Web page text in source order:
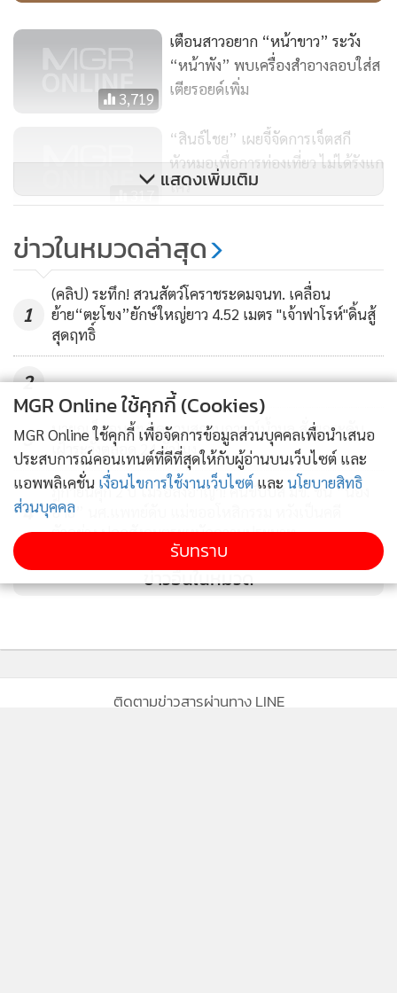
3,719
เตือนสาวอยาก “หน้าขาว” ระวัง
“หน้าพัง” พบเครื่องสำอางลอบใส่ส
เตียรอยด์เพิ่ม
317
“สินธ์ไชย” เผยจี้จัดการเจ็ตสกี
หัวหมอเพื่อการท่องเที่ยว ไม่ได้รังแก
ใคร
38
แสดงเพิ่มเติม
ข่าวในหมวดล่าสุด
1
(คลิป) ระทึก! สวนสัตว์โคราชระดมจนท. เคลื่อน
ย้าย“ตะโขง”ยักษ์ใหญ่ยาว 4.52 เมตร "เจ้าฟาโรห์"ดิ้นสู้
สุดฤทธิ์
2
3
นายกเล็กอุบลฯ ติดตามสถานการณ์น้ำมูล สั่งยกระดับ
เฝ้าระวังตลอด 24 ชั่วโมง
4
ฎีกายืนคุก 2 ปี ไม่รอลงอาญา! คนขับบัส มข. ชน “น้อง
อาย” นศ.แพทย์ดับ แม่ขออโหสิกรรม หวังเป็นคดี
ตัวอย่าง ปลุกสังคมตระหนักความประมาท
ข่าวอื่นในหมวด
ติดตามข่าวสารผ่านทาง LINE
MGR Online ใช้คุกกี้ (Cookies)
MGR Online ใช้คุกกี้ เพื่อจัดการข้อมูลส่วนบุคคลเพื่อนำเสนอ
ประสบการณ์คอนเทนต์ที่ดีที่สุดให้กับผู้อ่านบนเว็บไซต์ และ
แอพพลิเคชั่น เงื่อนไขการใช้งานเว็บไซต์ และ นโยบายสิทธิ
ส่วนบุคคล
รับทราบ